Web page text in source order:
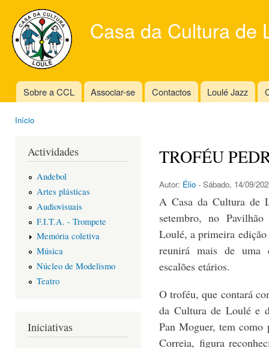
Casa da Cultura de
Main menu
Sobre a CCL Associar-se Contactos Loulé Jazz
Início
Actividades
Andebol
Artes plásticas
Audiovisuais
F.I.T.A. - Trompete
Memória coletiva
Música
Núcleo de Modelismo
Teatro
Iniciativas
TROFÉU
Autor: Élio - Sábado, 14/09/
A Casa da Cultura de
setembro, no
Loulé, a primeira
reunirá mais de uma
escalões etários.
O troféu, que contará
da Cultura de Loulé e
Pan Moguer, tem como
Correia, figura